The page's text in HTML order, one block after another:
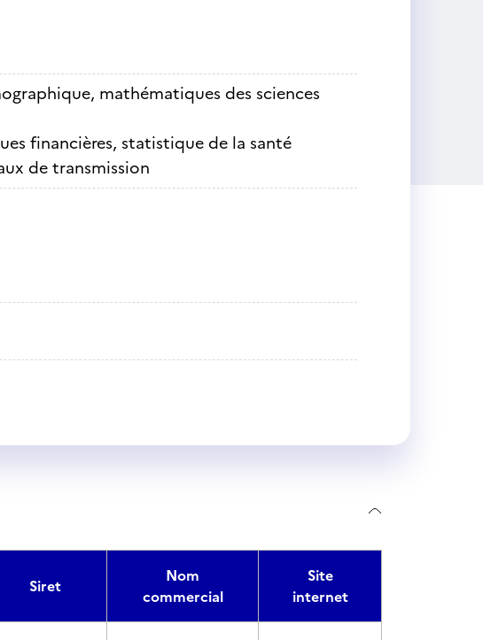
mathématiques des sciences
financières, statistique de la santé
de transmission
Siret
Nom
commercial
Site
internet